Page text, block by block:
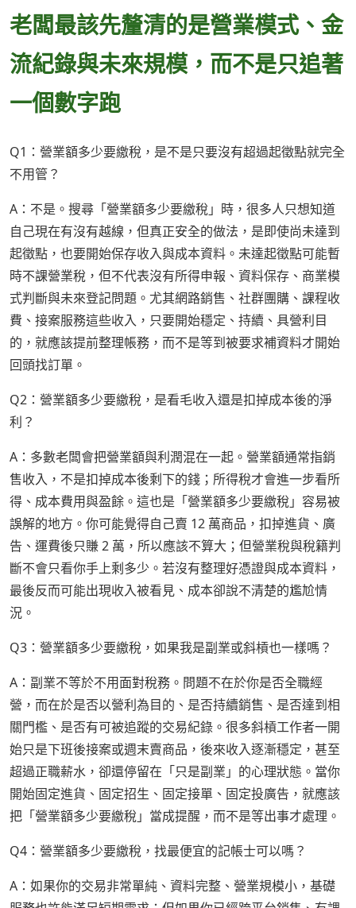
老闆最該先釐清的是營業模式、金
流紀錄與未來規模，而不是只追著
一個數字跑
Q1：營業額多少要繳稅，是不是只要沒有超過起徵點就完全
不用管？
A：不是。搜尋「營業額多少要繳稅」時，很多人只想知道
自己現在有沒有越線，但真正安全的做法，是即使尚未達到
起徵點，也要開始保存收入與成本資料。未達起徵點可能暫
時不課營業稅，但不代表沒有所得申報、資料保存、商業模
式判斷與未來登記問題。尤其網路銷售、社群團購、課程收
費、接案服務這些收入，只要開始穩定、持續、具營利目
的，就應該提前整理帳務，而不是等到被要求補資料才開始
回頭找訂單。
Q2：營業額多少要繳稅，是看毛收入還是扣掉成本後的淨
利？
A：多數老闆會把營業額與利潤混在一起。營業額通常指銷
售收入，不是扣掉成本後剩下的錢；所得稅才會進一步看所
得、成本費用與盈餘。這也是「營業額多少要繳稅」容易被
誤解的地方。你可能覺得自己賣 12 萬商品，扣掉進貨、廣
告、運費後只賺 2 萬，所以應該不算大；但營業稅與稅籍判
斷不會只看你手上剩多少。若沒有整理好憑證與成本資料，
最後反而可能出現收入被看見、成本卻說不清楚的尷尬情
況。
Q3：營業額多少要繳稅，如果我是副業或斜槓也一樣嗎？
A：副業不等於不用面對稅務。問題不在於你是否全職經
營，而在於是否以營利為目的、是否持續銷售、是否達到相
關門檻、是否有可被追蹤的交易紀錄。很多斜槓工作者一開
始只是下班後接案或週末賣商品，後來收入逐漸穩定，甚至
超過正職薪水，卻還停留在「只是副業」的心理狀態。當你
開始固定進貨、固定招生、固定接單、固定投廣告，就應該
把「營業額多少要繳稅」當成提醒，而不是等出事才處理。
Q4：營業額多少要繳稅，找最便宜的記帳士可以嗎？
A：如果你的交易非常單純、資料完整、營業規模小，基礎